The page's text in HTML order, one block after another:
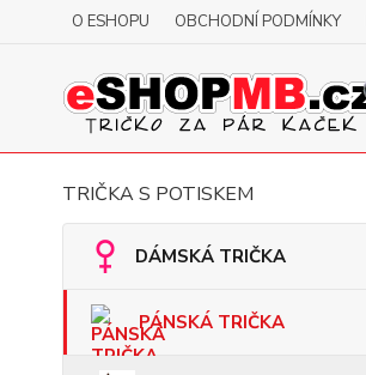
O ESHOPU OBCHODNÍ PODMÍNKY
TRIČKA S POTISKEM
DÁMSKÁ TRIČKA
PÁNSKÁ TRIČKA